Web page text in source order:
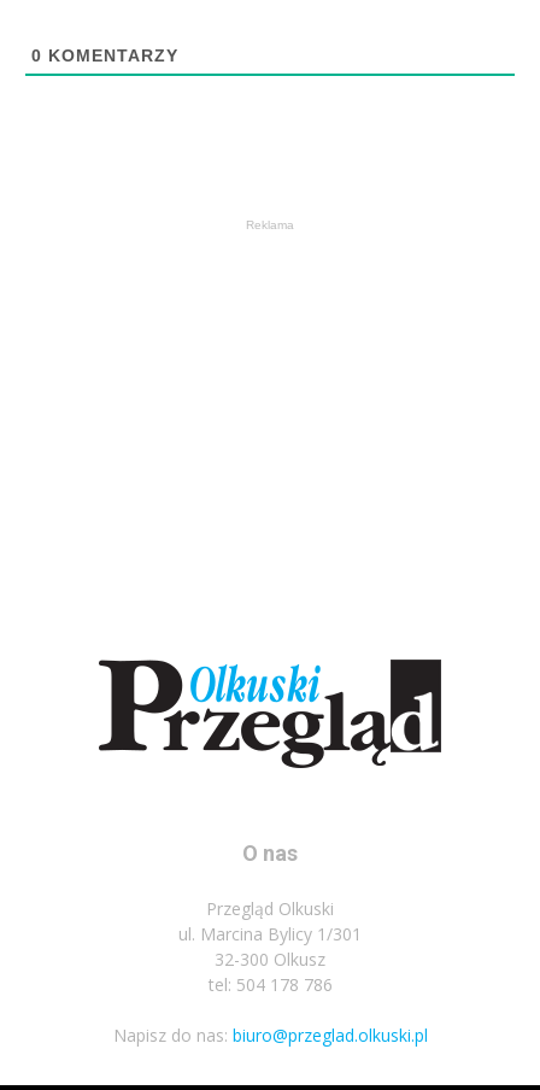
0 KOMENTARZY
Reklama
O nas
Przegląd Olkuski
ul. Marcina Bylicy 1/301
32-300 Olkusz
tel: 504 178 786
Napisz do nas: biuro@przeglad.olkuski.pl